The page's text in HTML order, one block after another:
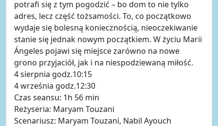
potrafi się z tym pogodzić – bo dom to nie tylko
adres, lecz część tożsamości. To, co początkowo
wydaje się bolesną koniecznością, nieoczekiwanie
stanie się jednak nowym początkiem. W życiu Marii
Ángeles pojawi się miejsce zarówno na nowe
grono przyjaciół, jak i na niespodziewaną miłość.
4 sierpnia godz.10:15
4 września godz.12:30
Czas seansu: 1h 56 min
Reżyseria: Maryam Touzani
Scenariusz: Maryam Touzani, Nabil Ayouch